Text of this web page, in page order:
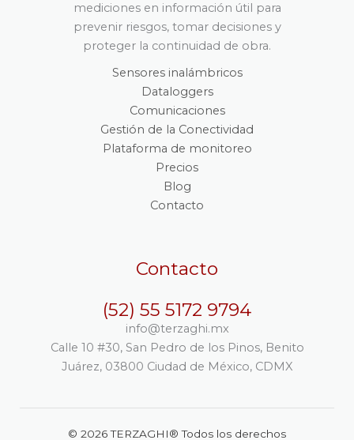
mediciones en información útil para
prevenir riesgos, tomar decisiones y
proteger la continuidad de obra.
Sensores inalámbricos
Dataloggers
Comunicaciones
Gestión de la Conectividad
Plataforma de monitoreo
Precios
Blog
Contacto
Contacto
(52) 55 5172 9794
info@terzaghi.mx
Calle 10 #30, San Pedro de los Pinos, Benito
Juárez, 03800 Ciudad de México, CDMX
© 2026 TERZAGHI® Todos los derechos